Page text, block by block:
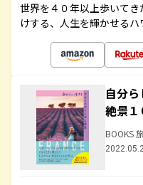
世界を４０年以上歩いて
けする、人生を輝かせる
自分
絶景１
BOOKS